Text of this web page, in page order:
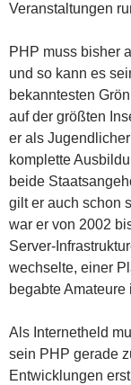
Veranstaltungen
PHP muss bisher
und so kann es
bekanntesten
auf der größten
er als
komplette
beide
gilt er auch schon
war er von 2002
Server-
wechselte, einer
begabte
Als Internetheld
sein PHP gerade
Entwicklungen